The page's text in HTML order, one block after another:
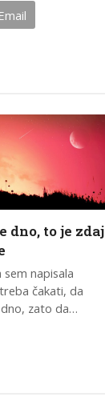
Email
dno, to je zdaj
napisala
čakati, da
zato da…